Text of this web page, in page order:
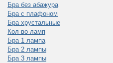
Бра без абажура
Бра с плафоном
Бра хрустальные
Кол-во ламп
Бра 1 лампа
Бра 2 лампы
Бра 3 лампы